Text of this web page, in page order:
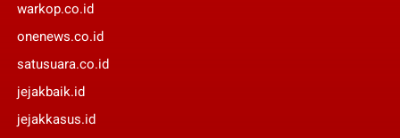
warkop.co.id
onenews.co.id
satusuara.co.id
jejakbaik.id
jejakkasus.id